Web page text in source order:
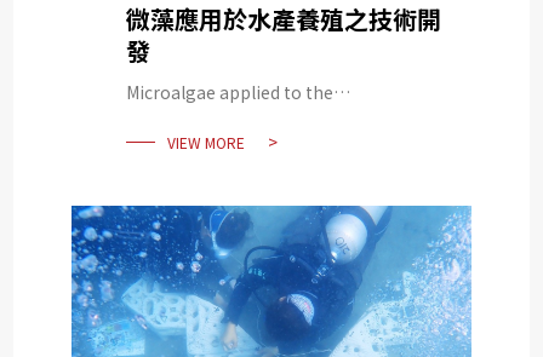
微藻應用於水產養殖之技術開
發
Microalgae applied to the
aquaculture
VIEW MORE